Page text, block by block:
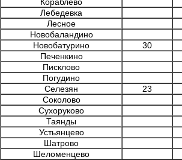
Кораблево
Лебедевка
Лесное
Новобаландино
Новобатурино
30
Печенкино
Писклово
Погудино
Селезян
23
Соколово
Сухоруково
Таянды
Устьянцево
Шатрово
Шеломенцево